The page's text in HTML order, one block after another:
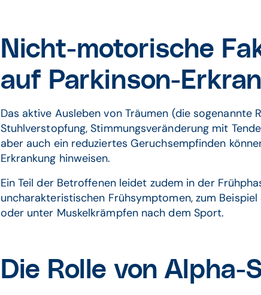
Nicht-motorische
auf Parkinson-
Das aktive Ausleben von Träumen (die sogenannte
Stuhlverstopfung, Stimmungsveränderung mit
aber auch ein reduziertes Geruchsempfinden
Erkrankung hinweisen.
Ein Teil der Betroffenen leidet zudem in der
uncharakteristischen Frühsymptomen, zum
oder unter Muskelkrämpfen nach dem Sport.
Die Rolle von Alpha-